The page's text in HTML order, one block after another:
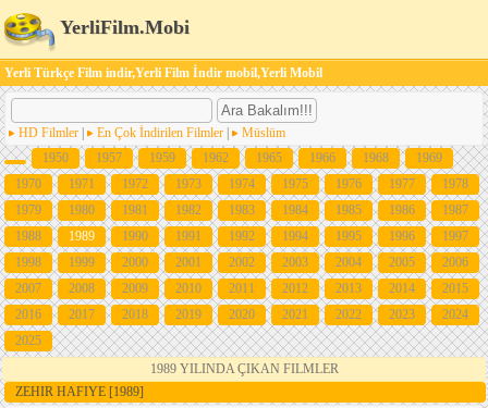
YerliFilm.Mobi
Yerli Türkçe Film indir,Yerli Film İndir mobil,Yerli Mobil
HD Filmler En Çok İndirilen Filmler
Müslüm
1950
1957 1959 1962 1965 1966 1968
1969
1970
1971 1972 1973 1974 1975 1976 1977
1978
1979
1980 1981 1982 1983 1984 1985 1986
1987
1988
1989 1990 1991 1992 1994 1995 1996
1997
1998
1999 2000 2001 2002 2003 2004 2005
2006
2007
2008 2009 2010 2011 2012 2013 2014
2015
2016
2017 2018 2019 2020 2021 2022 2023
2024
2025
1989 YILINDA ÇIKAN FILMLER
ZEHIR HAFIYE [1989]